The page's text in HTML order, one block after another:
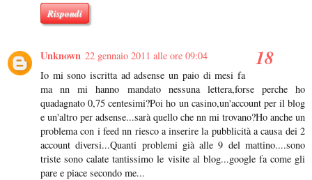
Rispondi
Unknown 22 gennaio 2011 alle ore 09:04
Io mi sono iscritta ad adsense un paio di mesi fa
ma nn mi hanno mandato nessuna lettera,forse perche ho
quadagnato 0,75 centesimi?Poi ho un casino,un'account per il blog
e un'altro per adsense...sarà quello che nn mi trovano?Ho anche un
problema con i feed nn riesco a inserire la pubblicità a causa dei 2
account diversi...Quanti problemi già alle 9 del mattino....sono
triste sono calate tantissimo le visite al blog...google fa come gli
pare e piace secondo me...